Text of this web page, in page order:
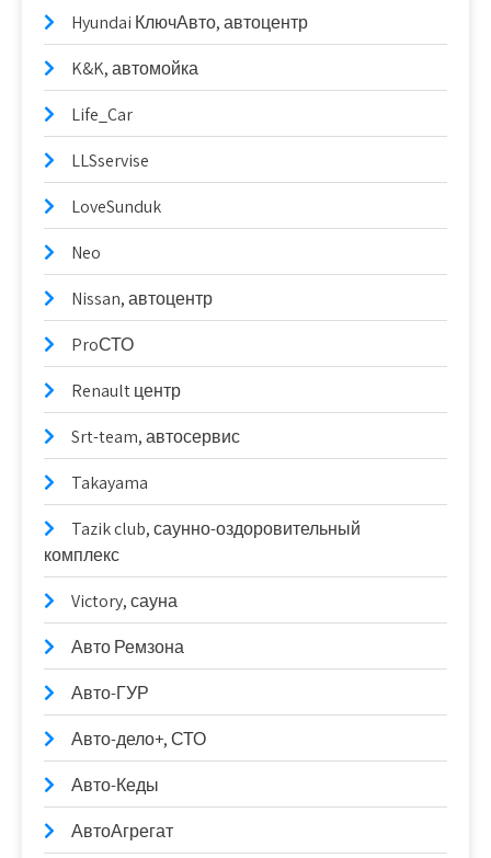
Hyundai КлючАвто, автоцентр
K&K, автомойка
Life_Car
LLSservise
LoveSunduk
Neo
Nissan, автоцентр
ProСТО
Renault центр
Srt-team, автосервис
Takayama
Tazik club, саунно-оздоровительный
комплекс
Victory, сауна
Авто Ремзона
Авто-ГУР
Авто-дело+, СТО
Авто-Кеды
АвтоАгрегат